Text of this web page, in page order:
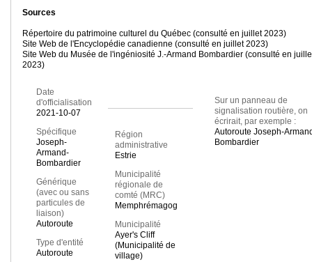
Sources
Répertoire du patrimoine culturel du Québec (consulté en juillet 2023)
Site Web de l'Encyclopédie canadienne (consulté en juillet 2023)
Site Web du Musée de l'ingéniosité J.-Armand Bombardier (consulté en
2023)
Date
d'officialisation
2021-10-07
Spécifique
Joseph-
Armand-
Bombardier
Générique
(avec ou sans
particules de
liaison)
Autoroute
Type d'entité
Autoroute
Région
administrative
Estrie
Municipalité
régionale de
comté (MRC)
Memphrémagog
Municipalité
Ayer's Cliff
(Municipalité de
village)
Sur un panneau de
signalisation routière, on
écrirait, par exemple :
Autoroute Joseph-
Bombardier